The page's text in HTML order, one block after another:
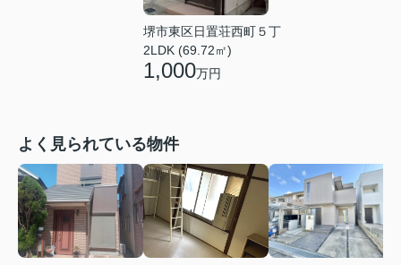
堺市東区日置荘西町５丁
2LDK (69.72㎡)
1,000万円
よく見られている物件